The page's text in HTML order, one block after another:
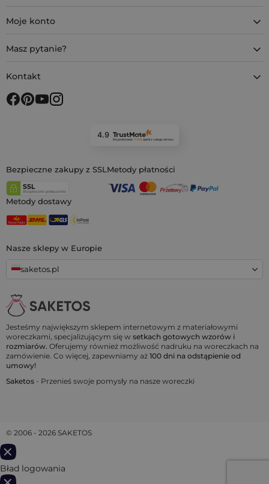
Jesteśmy największym sklepem internetowym z materiałowymi
woreczkami, specjalizującym się w setkach gotowych wzorów i
rozmiarów. Oferujemy również możliwość nadruku na woreczkach na
zamówienie. Co więcej, zapewniamy aż 100 dni na odstąpienie od
umowy!
Saketos - Przenieś swoje pomysły na nasze woreczki
Nasze sklepy w Europie
saketos.pl
Moje konto
Masz pytanie?
Kontakt
4.9
Na podstawie 11 930opiniiz całego okresu
Bezpieczne zakupy z SSL Metody płatności
Metody dostawy
© 2006 - 2026 SAKETOS
Bład logowania